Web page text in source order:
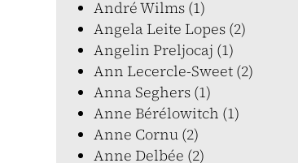
André Wilms (1)
Angela Leite Lopes (2)
Angelin Preljocaj (1)
Ann Lecercle-Sweet (2)
Anna Seghers (1)
Anne Bérélowitch (1)
Anne Cornu (2)
Anne Delbée (2)